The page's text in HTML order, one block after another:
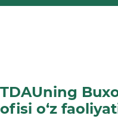
TDAUning
ofisi o‘z